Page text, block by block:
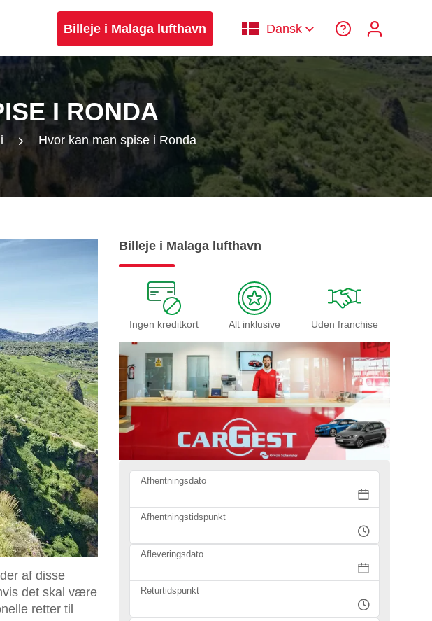
Billeje i Malaga lufthavn Dansk
I RONDA
Hvor kan man spise i Ronda
af disse
det skal være
retter til
Billeje i Malaga lufthavn
Ingen kreditkort Alt inklusive Uden franchise
Afhentningsdato
Afhentningstidspunkt
Afleveringsdato
Returtidspunkt